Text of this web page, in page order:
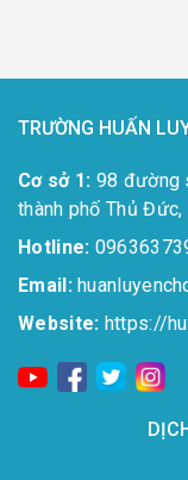
TRƯỜNG HUẤN
Cơ sở 1: 98 đường
thành phố Thủ Đức,
Hotline:
Email:
Website: https://